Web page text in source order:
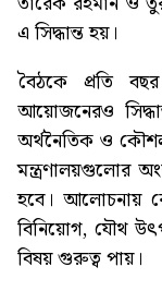
এ সিদ্ধান্ত হয়।
বৈঠকে প্রতি বছর
আয়োজনেরও
অর্থনৈতিক ও
মন্ত্রণালয়গুলোর
হবে। আলোচনায়
বিনিয়োগ, যৌথ
বিষয় গুরুত্ব পায়।